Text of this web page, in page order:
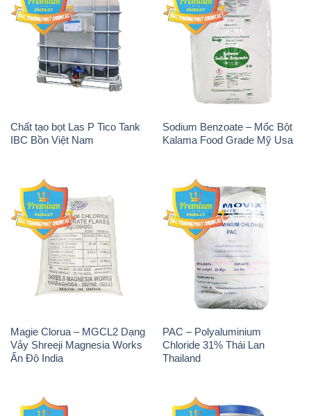
Chất tạo bọt Las P Tico Tank
IBC Bồn Việt Nam
Sodium Benzoate – Mốc Bột
Kalama Food Grade Mỹ Usa
Magie Clorua – MGCL2 Dạng
Vảy Shreeji Magnesia Works
Ấn Độ India
PAC – Polyaluminium
Chloride 31% Thái Lan
Thailand